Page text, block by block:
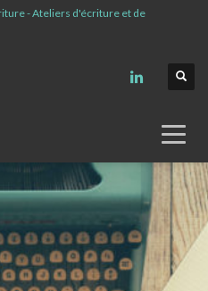
- Ateliers d'écriture et de